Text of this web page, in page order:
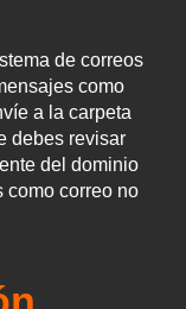
de correos
como
a la carpeta
debes revisar
del dominio
como correo no